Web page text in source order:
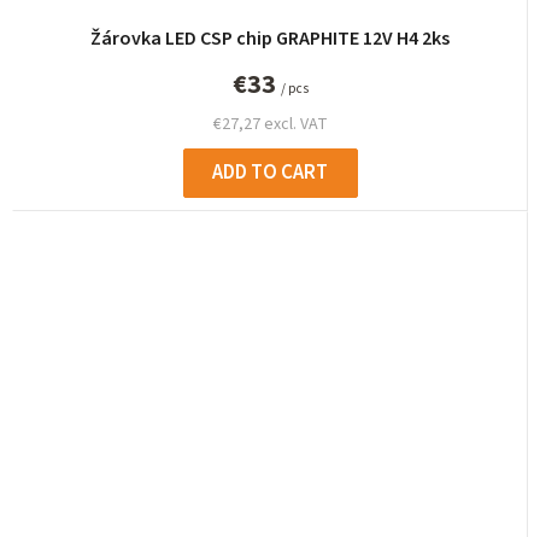
Žárovka LED CSP chip GRAPHITE 12V H4 2ks
€27,27 excl. VAT
€33 / pcs
ADD TO CART